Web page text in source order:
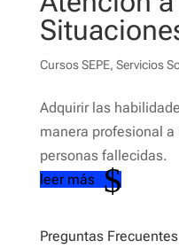
Cursos SEPE, Servicios
Adquirir las
manera profesional
personas fallecidas.
leer más
Preguntas Frecuentes